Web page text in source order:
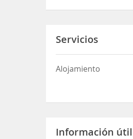
Servicios
Alojamiento
Información útil